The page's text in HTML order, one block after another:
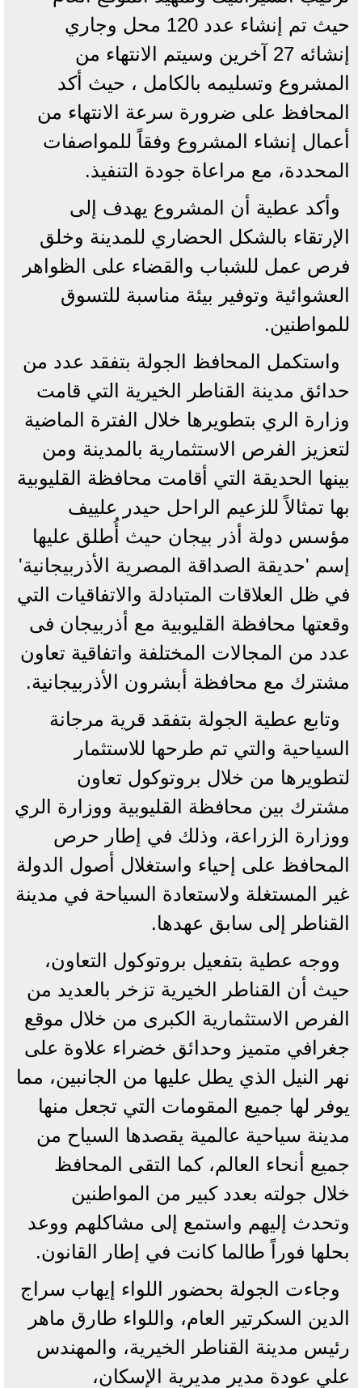
حيث تم إنشاء عدد 120 محل وجاري
إنشائه 27 آخرين وسيتم الانتهاء من
المشروع وتسليمه بالكامل ، حيث أكد
المحافظ على ضرورة سرعة الانتهاء من
أعمال إنشاء المشروع وفقاً للمواصفات
المحددة، مع مراعاة جودة التنفيذ.
وأكد عطية أن المشروع يهدف إلى
الإرتقاء بالشكل الحضاري للمدينة وخلق
فرص عمل للشباب والقضاء على الظواهر
العشوائية وتوفير بيئة مناسبة للتسوق
للمواطنين.
واستكمل المحافظ الجولة بتفقد عدد من
حدائق مدينة القناطر الخيرية التي قامت
وزارة الري بتطويرها خلال الفترة الماضية
لتعزيز الفرص الاستثمارية بالمدينة ومن
بينها الحديقة التي أقامت محافظة القليوبية
بها تمثالاً للزعيم الراحل حيدر علييف
مؤسس دولة أذر بيجان حيث أُطلق عليها
إسم 'حديقة الصداقة المصرية الأذربيجانية'
في ظل العلاقات المتبادلة والاتفاقيات التي
وقعتها محافظة القليوبية مع أذربيجان فى
عدد من المجالات المختلفة واتفاقية تعاون
مشترك مع محافظة أبشرون الأذربيجانية.
وتابع عطية الجولة بتفقد قرية مرجانة
السياحية والتي تم طرحها للاستثمار
لتطويرها من خلال بروتوكول تعاون
مشترك بين محافظة القليوبية ووزارة الري
ووزارة الزراعة، وذلك في إطار حرص
المحافظ على إحياء واستغلال أصول الدولة
غير المستغلة ولاستعادة السياحة في مدينة
القناطر إلى سابق عهدها.
ووجه عطية بتفعيل بروتوكول التعاون،
حيث أن القناطر الخيرية تزخر بالعديد من
الفرص الاستثمارية الكبرى من خلال موقع
جغرافي متميز وحدائق خضراء علاوة على
نهر النيل الذي يطل عليها من الجانبين، مما
يوفر لها جميع المقومات التي تجعل منها
مدينة سياحية عالمية يقصدها السياح من
جميع أنحاء العالم، كما التقى المحافظ
خلال جولته بعدد كبير من المواطنين
وتحدث إليهم واستمع إلى مشاكلهم ووعد
بحلها فوراً طالما كانت في إطار القانون.
وجاءت الجولة بحضور اللواء إيهاب سراج
الدين السكرتير العام، واللواء طارق ماهر
رئيس مدينة القناطر الخيرية، والمهندس
علي عودة مدير مديرية الإسكان،